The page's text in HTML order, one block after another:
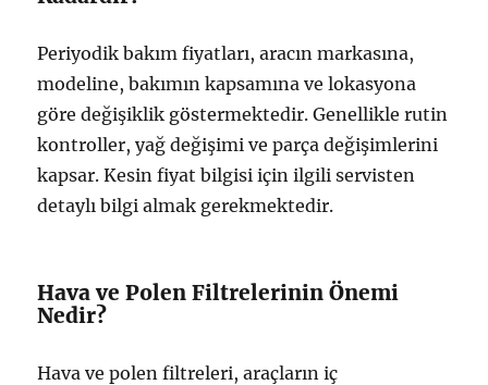
Periyodik bakım fiyatları, aracın markasına,
modeline, bakımın kapsamına ve lokasyona
göre değişiklik göstermektedir. Genellikle rutin
kontroller, yağ değişimi ve parça değişimlerini
kapsar. Kesin fiyat bilgisi için ilgili servisten
detaylı bilgi almak gerekmektedir.
Hava ve Polen Filtrelerinin Önemi
Nedir?
Hava ve polen filtreleri, araçların iç